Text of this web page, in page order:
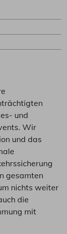
und
Wir
und das
gesamten
nichts weiter
die
mit